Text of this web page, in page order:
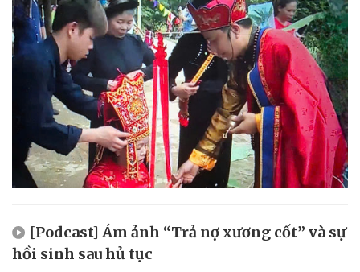
[Podcast] Ám ảnh “Trả nợ xương cốt” và sự
hồi sinh sau hủ tục